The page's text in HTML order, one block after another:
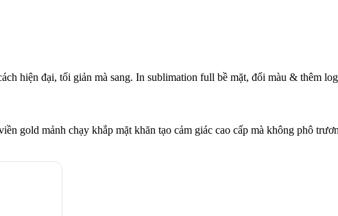
hiện đại, tối giản mà sang. In sublimation full bề mặt, đổi màu & thêm
gold mảnh chạy khắp mặt khăn tạo cảm giác cao cấp mà không phô